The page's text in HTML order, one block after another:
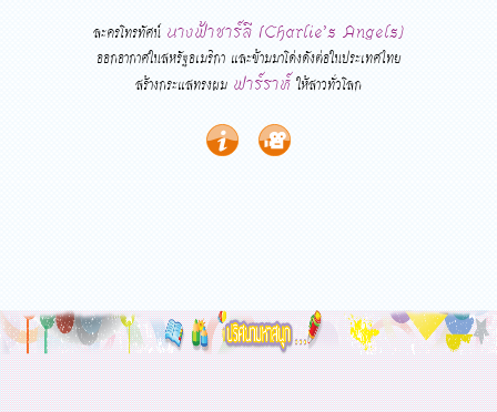
ละครโทรทัศน์ นางฟ้าชาร์ลี (Charlie’s Angels)
ออกอากาศในสหรัฐอเมริกา และข้ามมาโด่งดังต่อในประเทศไทย
สร้างกระแสทรงผม ฟาร์ราห์ ให้สาวทั่วโลก